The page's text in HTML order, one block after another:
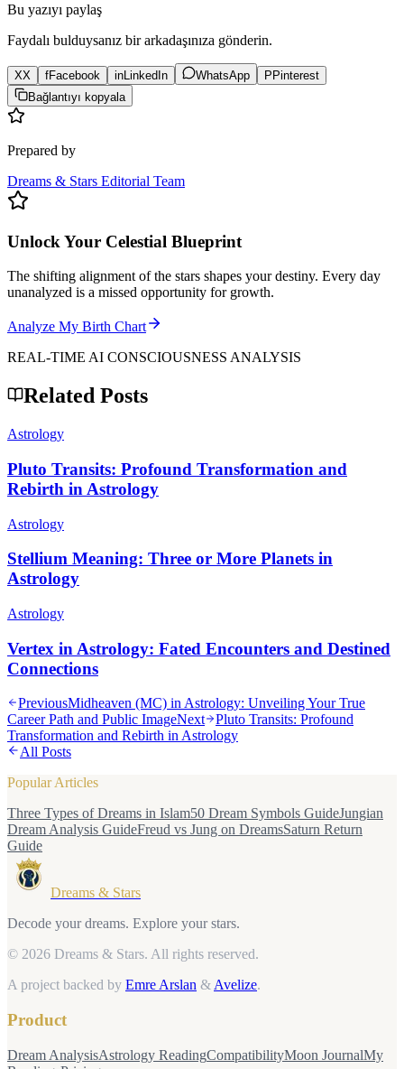
Bu yazıyı paylaş
Faydalı bulduysanız bir arkadaşınıza gönderin.
XX fFacebook in LinkedIn WhatsApp P Pinterest
Bağlantıyı kopyala
Prepared by
Dreams & Stars Editorial Team
Unlock Your Celestial Blueprint
The shifting alignment of the stars shapes your destiny. Every day
unanalyzed is a missed opportunity for growth.
Analyze My Birth Chart
REAL-TIME AI CONSCIOUSNESS ANALYSIS
Related Posts
Astrology
Pluto Transits: Profound Transformation and
Rebirth in Astrology
Astrology
Stellium Meaning: Three or More Planets in
Astrology
Astrology
Vertex in Astrology: Fated Encounters and Destined
Connections
PreviousMidheaven (MC) in Astrology: Unveiling Your True
Career Path and Public ImageNext
Pluto Transits: Profound
Transformation and Rebirth in Astrology
All Posts
Popular Articles
Three Types of Dreams in Islam50 Dream Symbols GuideJungian
Dream Analysis GuideFreud vs Jung on DreamsSaturn Return
Guide
Dreams & Stars
Decode your dreams. Explore your stars.
© 2026 Dreams & Stars. All rights reserved.
A project backed by Emre Arslan &Avelize.
Product
Dream AnalysisAstrology ReadingCompatibilityMoon JournalMy